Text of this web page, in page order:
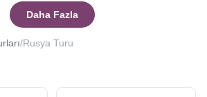
dönemidir.Beyaz Rusya turu 2026
esintileriyle ısınan bu özel döneminde,
Daha Fazla
/Rusya Turu